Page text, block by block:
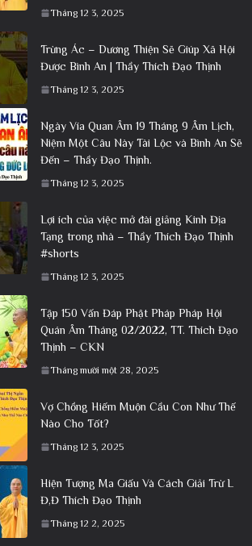
Tháng 12 3, 2025
Trừng Ác – Dương Thiện Sẽ Giúp Xã Hội
Được Bình An | Thầy Thích Đạo Thịnh
Tháng 12 3, 2025
Ngày Vía Quan Âm 19 Tháng 9 Âm Lịch,
Niệm Một Câu Này Tài Lộc và Bình An Sẽ
Đến – Thầy Đạo Thịnh.
Tháng 12 3, 2025
Lợi ích của việc mở đài giảng Kinh Địa
Tạng trong nhà – Thầy Thích Đạo Thịnh
#shorts
Tháng 12 3, 2025
Tập 150 Vấn Đáp Phật Pháp Pháp Hội
Quán Âm Tháng 02/2022, TT. Thích Đạo
Thịnh – CKN
Tháng mười một 28, 2025
Vợ Chồng Hiếm Muộn Cầu Con Như Thế
Nào Cho Tốt?
Tháng 12 3, 2025
Hiện Tượng Ma Giấu Và Cách Giải Trừ L
Đ,Đ Thích Đạo Thịnh
Tháng 12 2, 2025